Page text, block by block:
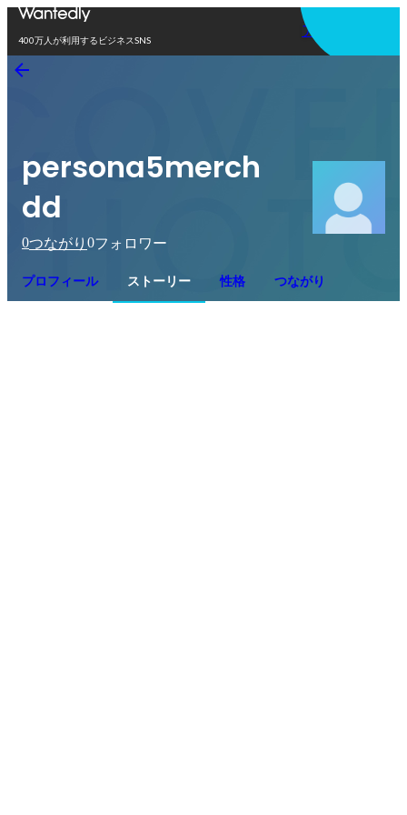
400万人が利用するビジネスSNS
アプリを使う
persona5merch
dd
0つながり 0フォロワー
プロフィール ストーリー 性格 つながり